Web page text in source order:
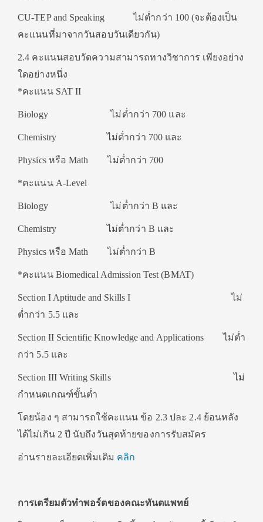
CU-TEP and Speaking ไม่ต่ำกว่า 100 (จะต้องเป็น
คะแนนที่มาจากวันสอบวันเดียวกัน)
2.4 คะแนนสอบวัดความสามารถทางวิชาการ เพียงอย่าง
ใดอย่างหนึ่ง
*คะแนน SAT II
Biology ไม่ต่ำกว่า 700 และ
Chemistry ไม่ต่ำกว่า 700 และ
Physics หรือ Math ไม่ต่ำกว่า 700
*คะแนน A-Level
Biology ไม่ต่ำกว่า B และ
Chemistry ไม่ต่ำกว่า B และ
Physics หรือ Math ไม่ต่ำกว่า B
*คะแนน Biomedical Admission Test (BMAT)
Section I Aptitude and Skills I ไม่
ต่ำกว่า 5.5 และ
Section II Scientific Knowledge and Applications ไม่ต่ำ
กว่า 5.5 และ
Section III Writing Skills ไม่
กำหนดเกณฑ์ขั้นต่ำ
โดยน้อง ๆ สามารถใช้คะแนน ข้อ 2.3 ปละ 2.4 ย้อนหลัง
ได้ไม่เกิน 2 ปี นับถึงวันสุดท้ายของการรับสมัคร
อ่านรายละเอียดเพิ่มเติม คลิก
การเตรียมตัวทำพอร์ตของคณะทันตแพทย์